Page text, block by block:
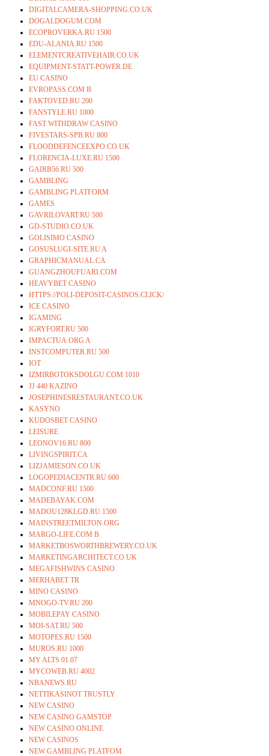
DIGITALCAMERA-SHOPPING.CO.UK
DOGALDOGUM.COM
ECOPROVERKA.RU 1500
EDU-ALANIA.RU 1500
ELEMENTCREATIVEHAIR.CO.UK
EQUIPMENT-STATT-POWER.DE
EU CASINO
EVROPASS.COM B
FAKTOVED.RU 200
FANSTYLE.RU 1000
FAST WITHDRAW CASINO
FIVESTARS-SPB.RU 800
FLOODDEFENCEEXPO.CO.UK
FLORENCIA-LUXE.RU 1500
GAIRB56.RU 500
GAMBLING
GAMBLING PLATFORM
GAMES
GAVRILOVART.RU 500
GD-STUDIO.CO.UK
GOLISIMO CASINO
GOSUSLUGI-SITE.RU A
GRAPHICMANUAL.CA
GUANGZHOUFUARI.COM
HEAVYBET CASINO
HTTPS://POLI-DEPOSIT-CASINOS.CLICK/
ICE CASINO
IGAMING
IGRYFORT.RU 500
IMPACTUA.ORG A
INSTCOMPUTER.RU 500
IOT
IZMIRBOTOKSDOLGU.COM 1010
JJ 440 KAZINO
JOSEPHINESRESTAURANT.CO.UK
KASYNO
KUDOSBET CASINO
LEISURE
LEONOV16.RU 800
LIVINGSPIRIT.CA
LIZJAMIESON.CO.UK
LOGOPEDIACENTR.RU 600
MADCONF.RU 1500
MADEBAYAK.COM
MADOU128KLGD.RU 1500
MAINSTREETMILTON.ORG
MARGO-LIFE.COM B
MARKETBOSWORTHBREWERY.CO.UK
MARKETINGARCHITECT.CO.UK
MEGAFISHWINS CASINO
MERHABET TR
MINO CASINO
MNOGO-TV.RU 200
MOBILEPAY CASINO
MOI-SAT.RU 500
MOTOPES.RU 1500
MUROS.RU 1000
MY ALTS 01.07
MYCOWEB.RU 4002
NBANEWS.RU
NETTIKASINOT TRUSTLY
NEW CASINO
NEW CASINO GAMSTOP
NEW CASINO ONLINE
NEW CASINOS
NEW GAMBLING PLATFOM